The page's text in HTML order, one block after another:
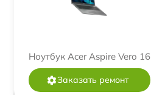
Ноутбук Acer Aspire Vero 16
Заказать ремонт